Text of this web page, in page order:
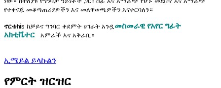
የተቀናጁ መቆጣጠሪያዎችን እና መለዋወጫዎችን እናቀርባለን።
ኖርቴክis ከቻይና ግንባር ቀደምት ሀገራት አንዷመስመራዊ የአየር ግፊት
አክቲቬተር
አምራች እና አቅራቢ።
ኢሜይል ይላኩልን
የምርት ዝርዝር